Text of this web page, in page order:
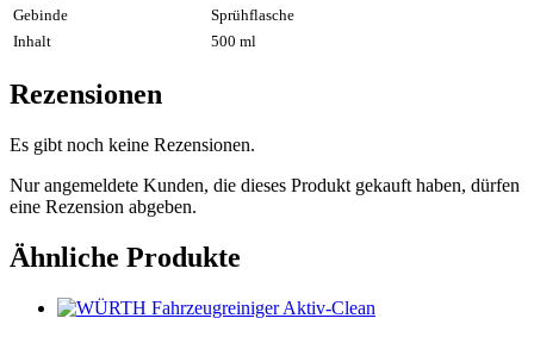
Gebinde
Sprühflasche
Inhalt
500 ml
Rezensionen
Es gibt noch keine Rezensionen.
Nur angemeldete Kunden, die dieses Produkt gekauft haben, dürfen
eine Rezension abgeben.
Ähnliche Produkte